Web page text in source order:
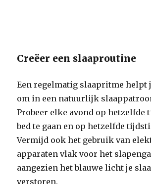
Creëer een slaaproutine
Een regelmatig slaapritme helpt
om in een natuurlijk
Probeer elke avond op hetzelfde
bed te gaan en op hetzelfde
Vermijd ook het gebruik van
apparaten vlak voor het
aangezien het blauwe licht je
verstoren.